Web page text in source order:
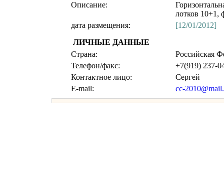
Описание:
лотков 10+1,
дата размещения:
[12/01/2012]
ЛИЧНЫЕ ДАННЫЕ
Страна:
Российская
Телефон/факс:
+7(919) 237-
Контактное лицо:
Сергей
E-mail:
cc-